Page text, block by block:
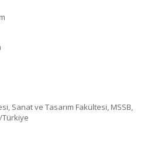
Sanat ve Tasarım Fakültesi, MSSB,